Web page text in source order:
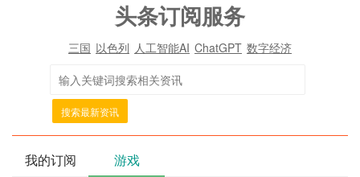
头条订阅服务
三国 以色列 人工智能AI ChatGPT 数字经济
搜索最新资讯
我的订阅 游戏